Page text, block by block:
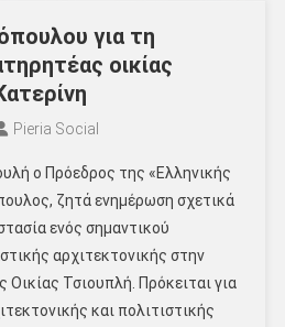
για τη
οικίας
Pieria Social
ο Πρόεδρος της «Ελληνικής
ζητά ενημέρωση σχετικά
ενός σημαντικού
αρχιτεκτονικής στην
Οικίας Τσιουπλή. Πρόκειται για
και πολιτιστικής